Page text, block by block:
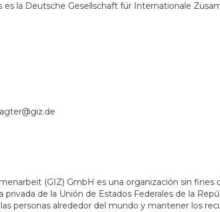
la Deutsche Gesellschaft für Internationale
(GIZ) GmbH es una organización sin fines
de la Unión de Estados Federales de la
personas alrededor del mundo y mantener los